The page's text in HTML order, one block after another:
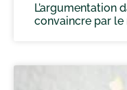
L’argumentation
convaincre par le